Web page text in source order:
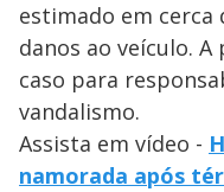
estimado em cerca
danos ao veículo.
caso para
vandalismo.
Assista em vídeo -
namorada após